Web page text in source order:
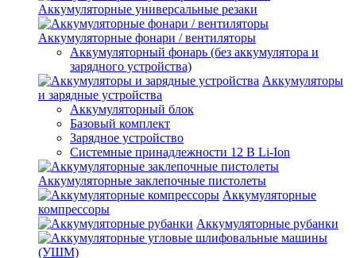
Аккумуляторные универсальные резаки
Аккумуляторные фонари / вентиляторы
Аккумуляторный фонарь (без аккумулятора и
зарядного устройства)
Аккумуляторы
и зарядные устройства
Аккумуляторный блок
Базовый комплект
Зарядное устройство
Системные принадлежности 12 В Li-Ion
Аккумуляторные заклепочные пистолеты
Аккумуляторные
компрессоры
Аккумуляторные рубанки